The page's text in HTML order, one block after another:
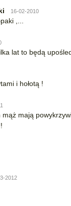
16-02-2010
,...
lat to będą
i hołotą !
mają
2012